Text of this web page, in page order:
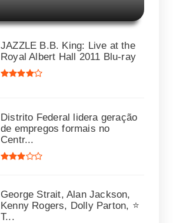
JAZZLE B.B. King: Live at the
Royal Albert Hall 2011 Blu-ray
Distrito Federal lidera geração
de empregos formais no
Centr...
George Strait, Alan Jackson,
Kenny Rogers, Dolly Parton, ⭐
T...